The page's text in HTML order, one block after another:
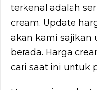
terkenal adalah
cream. Update
akan kami sajikan
berada. Harga
cari saat ini untuk